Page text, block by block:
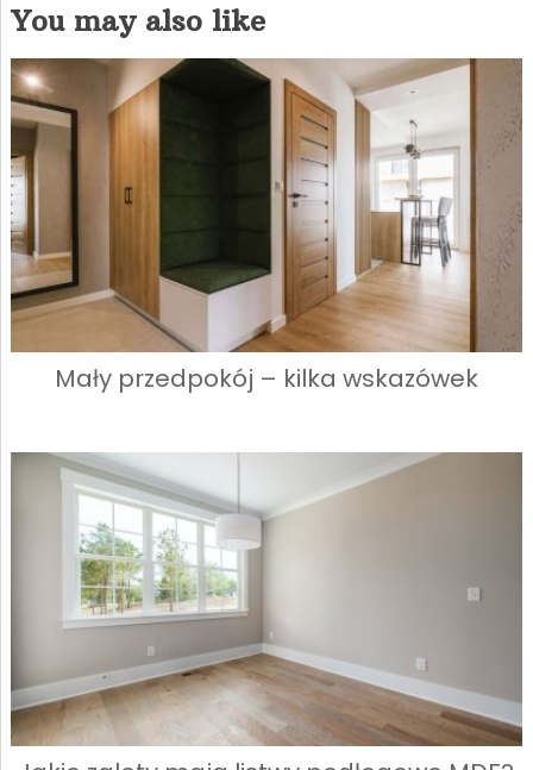
You may also like
Mały przedpokój – kilka wskazówek